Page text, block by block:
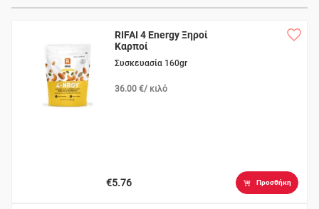
RIFAI 4 Energy Ξηροί
Καρποί
Συσκευασία 160gr
36.00 €/ κιλό
€5.76 Προσθήκη